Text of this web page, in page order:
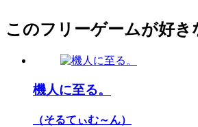
このフリーゲームが好
機人に至る。
（そるてぃむ～ん）